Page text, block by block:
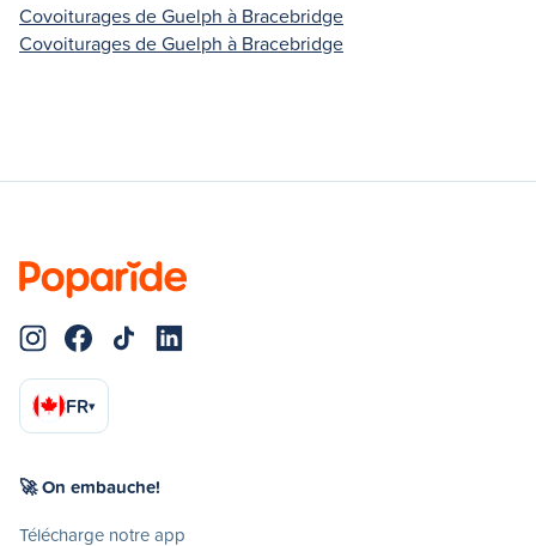
Covoiturages de Guelph à Bracebridge
Covoiturages de Guelph à Bracebridge
FR▾
🚀 On embauche!
Télécharge notre app